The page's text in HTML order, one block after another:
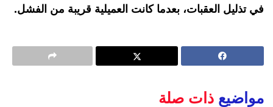
في تذليل العقبات، بعدما كانت العميلية قريبة من الفشل.
مواضيع ذات صلة